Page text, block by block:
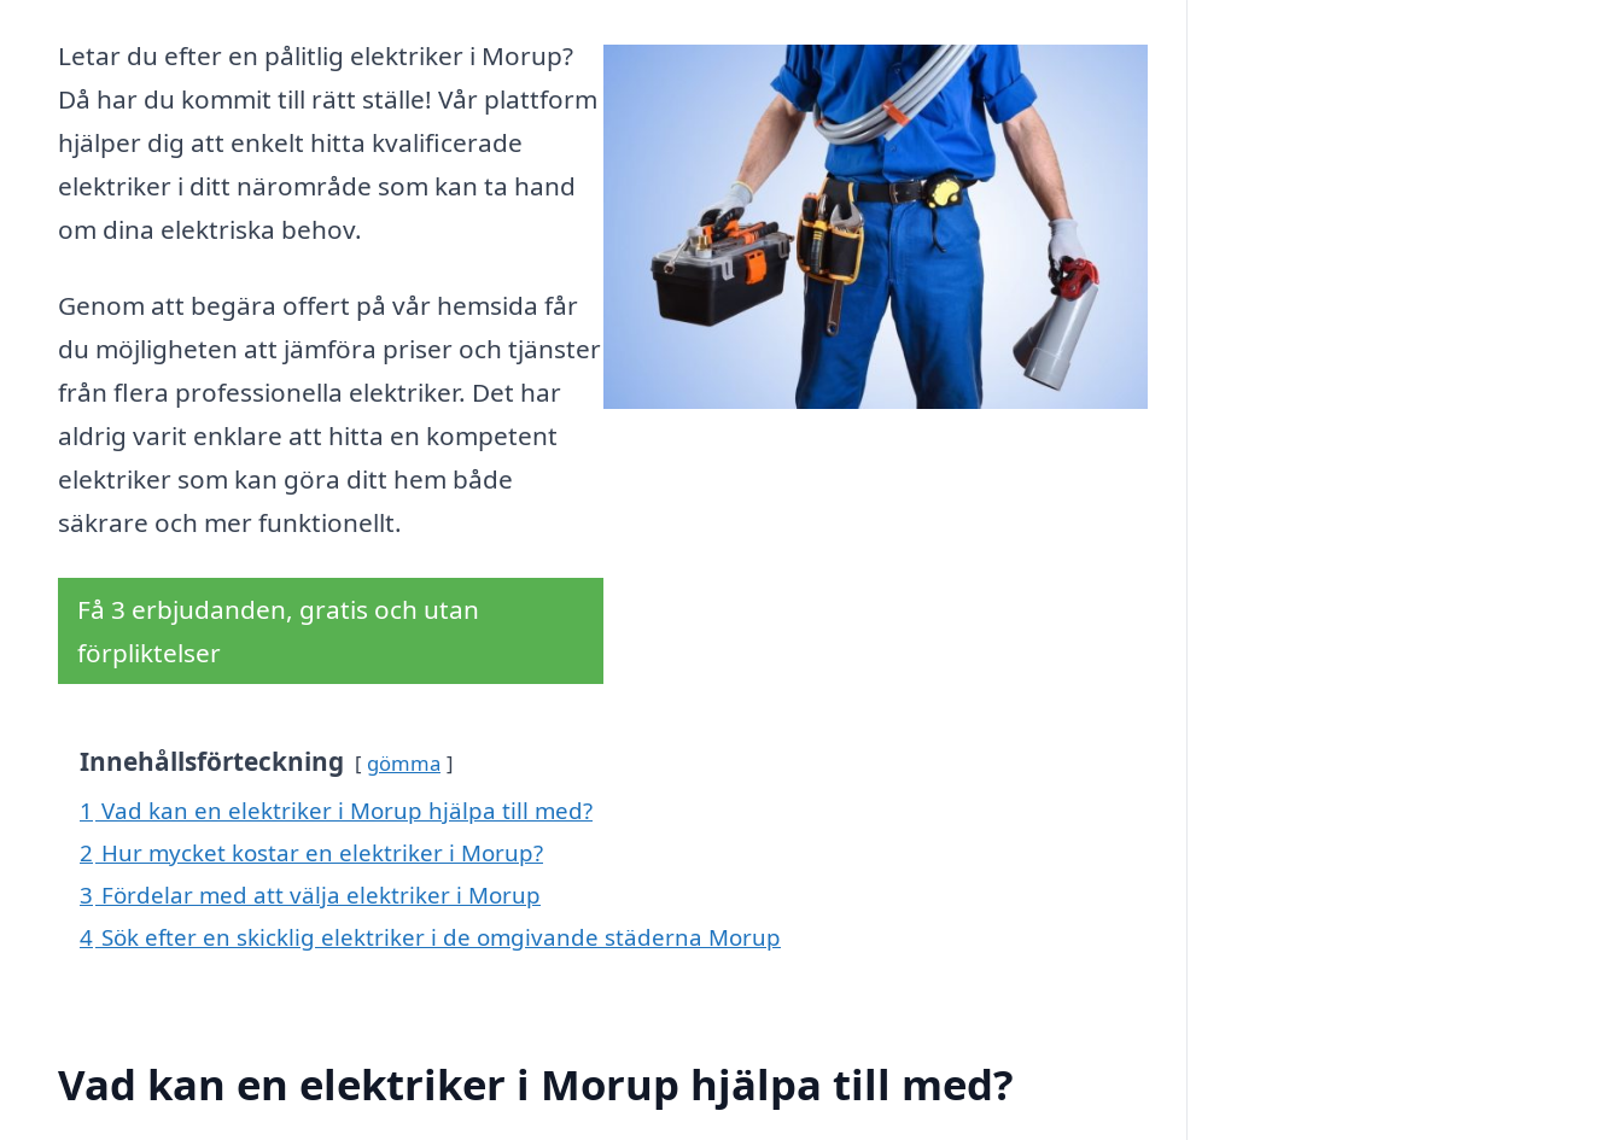
Letar du efter en pålitlig elektriker i Morup?
Då har du kommit till rätt ställe! Vår plattform
hjälper dig att enkelt hitta kvalificerade
elektriker i ditt närområde som kan ta hand
om dina elektriska behov.
Genom att begära offert på vår hemsida får
du möjligheten att jämföra priser och tjänster
från flera professionella elektriker. Det har
aldrig varit enklare att hitta en kompetent
elektriker som kan göra ditt hem både
säkrare och mer funktionellt.
Få 3 erbjudanden, gratis och utan
förpliktelser
Innehållsförteckning gömma
1 Vad kan en elektriker i Morup hjälpa till med?
2 Hur mycket kostar en elektriker i Morup?
3 Fördelar med att välja elektriker i Morup
4 Sök efter en skicklig elektriker i de omgivande städerna Morup
Vad kan en elektriker i Morup hjälpa till med?